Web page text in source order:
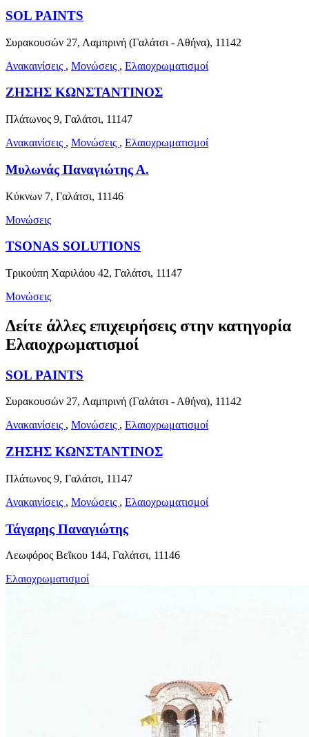
SOL PAINTS
Συρακουσών 27, Λαμπρινή (Γαλάτσι - Αθήνα), 11142
Ανακαινίσεις , Μονώσεις , Ελαιοχρωματισμοί
ΖΗΣΗΣ ΚΩΝΣΤΑΝΤΙΝΟΣ
Πλάτωνος 9, Γαλάτσι, 11147
Ανακαινίσεις , Μονώσεις , Ελαιοχρωματισμοί
Μυλωνάς Παναγιώτης Α.
Κύκνων 7, Γαλάτσι, 11146
Μονώσεις
TSONAS SOLUTIONS
Τρικούπη Χαριλάου 42, Γαλάτσι, 11147
Μονώσεις
Δείτε άλλες επιχειρήσεις στην κατηγορία
Ελαιοχρωματισμοί
SOL PAINTS
Συρακουσών 27, Λαμπρινή (Γαλάτσι - Αθήνα), 11142
Ανακαινίσεις , Μονώσεις , Ελαιοχρωματισμοί
ΖΗΣΗΣ ΚΩΝΣΤΑΝΤΙΝΟΣ
Πλάτωνος 9, Γαλάτσι, 11147
Ανακαινίσεις , Μονώσεις , Ελαιοχρωματισμοί
Τάγαρης Παναγιώτης
Λεωφόρος Βεΐκου 144, Γαλάτσι, 11146
Ελαιοχρωματισμοί